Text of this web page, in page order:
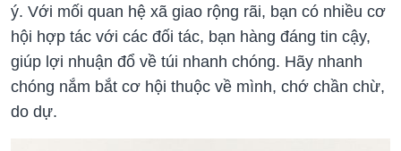
ý. Với mối quan hệ xã giao rộng rãi, bạn có nhiều cơ
hội hợp tác với các đối tác, bạn hàng đáng tin cậy,
giúp lợi nhuận đổ về túi nhanh chóng. Hãy nhanh
chóng nắm bắt cơ hội thuộc về mình, chớ chần chừ,
do dự.